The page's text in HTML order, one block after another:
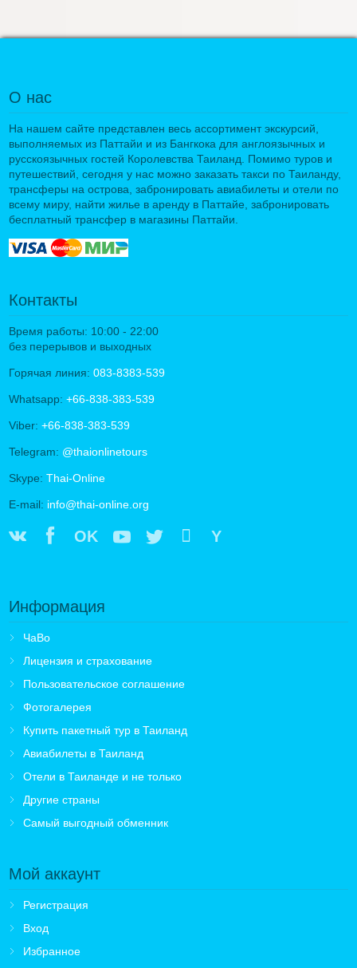
О нас
На нашем сайте представлен весь ассортимент экскурсий,
выполняемых из Паттайи и из Бангкока для англоязычных и
русскоязычных гостей Королевства Таиланд. Помимо туров и
путешествий, сегодня у нас можно заказать такси по Таиланду,
трансферы на острова, забронировать авиабилеты и отели по
всему миру, найти жилье в аренду в Паттайе, забронировать
бесплатный трансфер в магазины Паттайи.
Контакты
Время работы: 10:00 - 22:00
без перерывов и выходных
Горячая линия: 083-8383-539
Whatsapp: +66-838-383-539
Viber: +66-838-383-539
Telegram: @thaionlinetours
Skype: Thai-Online
E-mail: info@thai-online.org
OK Y
Информация
ЧаВо
Лицензия и страхование
Пользовательское соглашение
Фотогалерея
Купить пакетный тур в Таиланд
Авиабилеты в Таиланд
Отели в Таиланде и не только
Другие страны
Самый выгодный обменник
Мой аккаунт
Регистрация
Вход
Избранное